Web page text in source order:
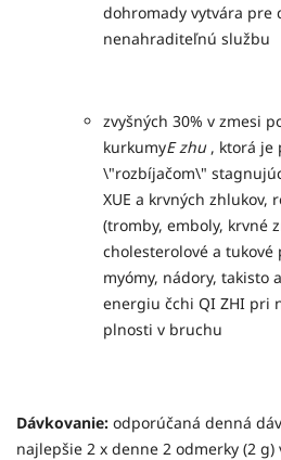
dohromady vytvára pre
nenahraditeľnú službu
zvyšných 30% v zmesi
kurkumyE zhu, ktorá je
\"rozbíjačom\"
XUE a krvných zhlukov,
(tromby, emboly, krvné
cholesterolové a tukové
myómy, nádory, takisto
energiu čchi QI ZHI pri
plnosti v bruchu
Dávkovanie: odporúčaná denná
najlepšie 2 x denne 2 odmerky (2 g)